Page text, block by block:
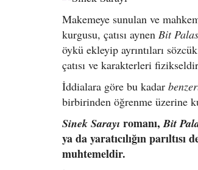
Makemeye sunulan ve
kurgusu, çatısı aynen Bit Palas
öykü ekleyip ayrıntıları
çatısı ve karakterleri
İddialara göre bu kadar
birbirinden öğrenme üzerine
Sinek Sarayı romanı,Bit
ya da yaratıcılığın
muhtemeldir.